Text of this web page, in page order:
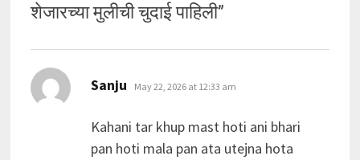
शेजारच्या मुलीची चुदाई पाहिली”
Sanju says:
May 22, 2026 at 12:33 am
Kahani tar khup mast hoti ani bhari
pan hoti mala pan ata utejna hota